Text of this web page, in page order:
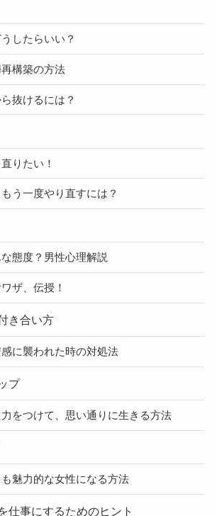
したらいい？
構築の方法
抜けるには？
りたい！
う一度やり直すには？
態度？男性心理解説
ザ、伝授！
き合い方
に襲われた時の対処法
プ
をつけて、思い通りに生きる方法
魅力的な女性になる方法
仕事にするためのヒント